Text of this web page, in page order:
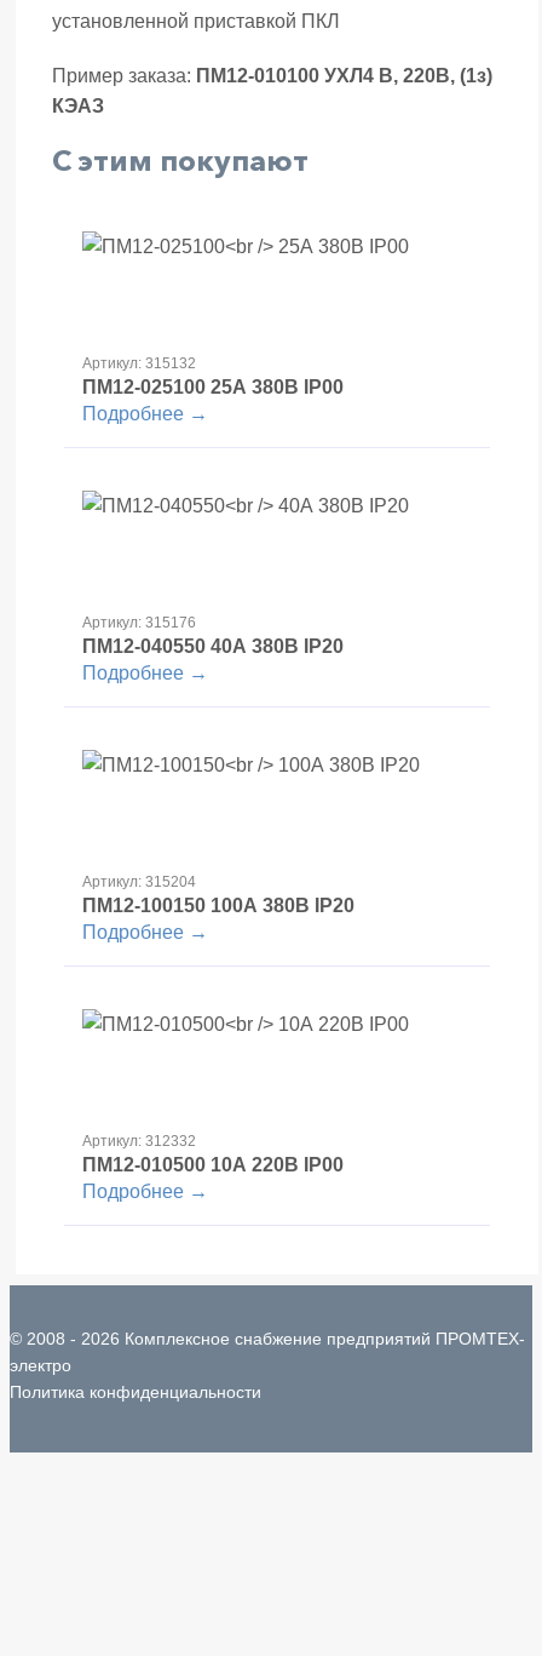
установленной приставкой ПКЛ
Пример заказа: ПМ12-010100 УХЛ4 В, 220В, (1з)
КЭАЗ
С этим покупают
Артикул: 315132
ПМ12-025100 25А 380В IP00
Подробнее →
Артикул: 315176
ПМ12-040550 40А 380В IP20
Подробнее →
Артикул: 315204
ПМ12-100150 100А 380В IP20
Подробнее →
Артикул: 312332
ПМ12-010500 10А 220В IP00
Подробнее →
© 2008 - 2026 Комплексное снабжение предприятий ПРОМТЕХ-
электро
Политика конфиденциальности